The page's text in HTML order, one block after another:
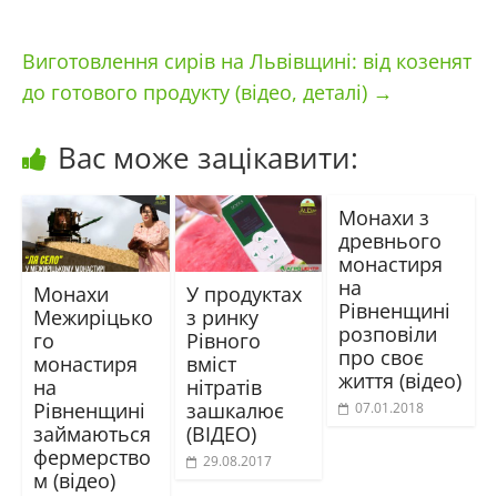
Виготовлення сирів на Львівщині: від козенят
до готового продукту (відео, деталі) →
Вас може зацікавити:
Монахи
Межиріцько
го
монастиря
на
Рівненщині
займаються
фермерство
м (відео)
У продуктах
з ринку
Рівного
вміст
нітратів
зашкалює
(ВІДЕО)
29.08.2017
Монахи з
древнього
монастиря
на
Рівненщині
розповіли
про своє
життя (відео)
07.01.2018